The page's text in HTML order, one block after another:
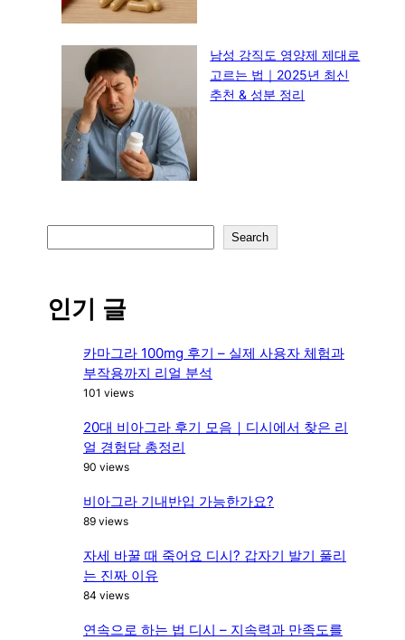
남성 강직도 영양제 제대로
고르는 법｜2025년 최신
추천 & 성분 정리
e
c
Search
인기 글
카마그라 100mg 후기 – 실제 사용자 체험과
부작용까지 리얼 분석
101 views
20대 비아그라 후기 모음｜디시에서 찾은 리
얼 경험담 총정리
90 views
비아그라 기내반입 가능한가요?
89 views
자세 바꿀 때 죽어요 디시? 갑자기 발기 풀리
는 진짜 이유
84 views
연속으로 하는 법 디시 – 지속력과 만족도를